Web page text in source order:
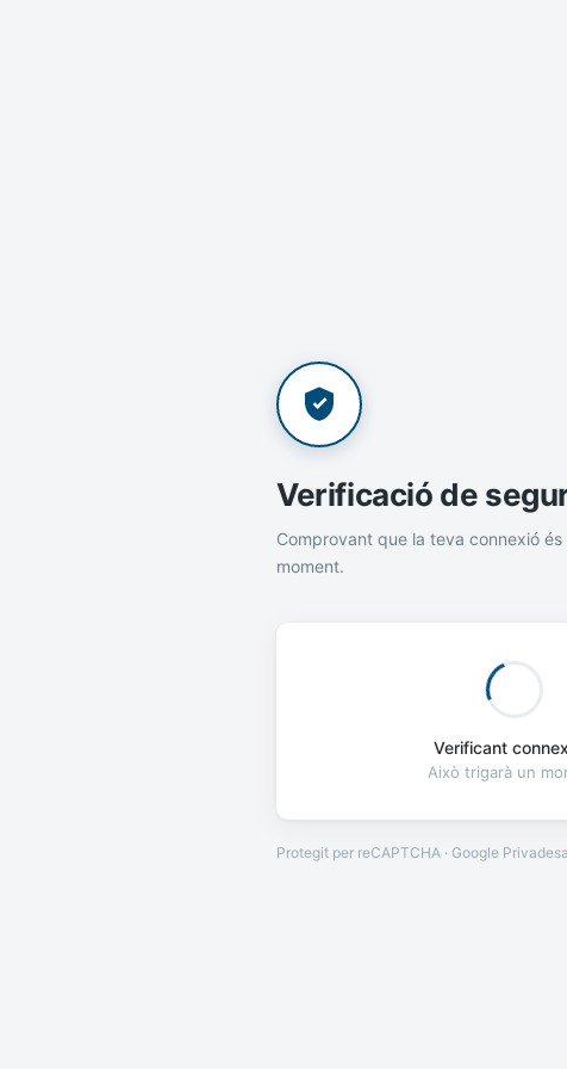
Verificació de
Comprovant que la teva connexió és
moment.
Verificant
Això trigarà un
Protegit per reCAPTCHA · Google Privadesa